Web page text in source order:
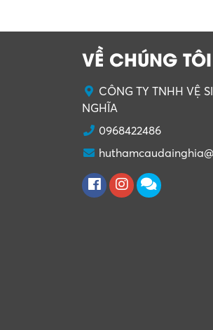
VỀ CHÚNG TÔI
CÔNG TY TNHH VỆ
NGHĨA
0968422486